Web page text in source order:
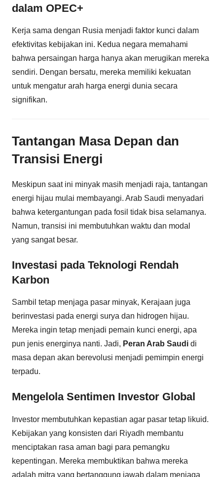
dalam OPEC+
Kerja sama dengan Rusia menjadi faktor kunci dalam
efektivitas kebijakan ini. Kedua negara memahami
bahwa persaingan harga hanya akan merugikan mereka
sendiri. Dengan bersatu, mereka memiliki kekuatan
untuk mengatur arah harga energi dunia secara
signifikan.
Tantangan Masa Depan dan
Transisi Energi
Meskipun saat ini minyak masih menjadi raja, tantangan
energi hijau mulai membayangi. Arab Saudi menyadari
bahwa ketergantungan pada fosil tidak bisa selamanya.
Namun, transisi ini membutuhkan waktu dan modal
yang sangat besar.
Investasi pada Teknologi Rendah
Karbon
Sambil tetap menjaga pasar minyak, Kerajaan juga
berinvestasi pada energi surya dan hidrogen hijau.
Mereka ingin tetap menjadi pemain kunci energi, apa
pun jenis energinya nanti. Jadi, Peran Arab Saudi di
masa depan akan berevolusi menjadi pemimpin energi
terpadu.
Mengelola Sentimen Investor Global
Investor membutuhkan kepastian agar pasar tetap likuid.
Kebijakan yang konsisten dari Riyadh membantu
menciptakan rasa aman bagi para pemangku
kepentingan. Mereka membuktikan bahwa mereka
adalah mitra yang bertanggung jawab dalam menjaga